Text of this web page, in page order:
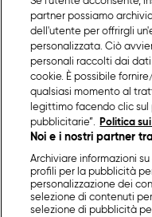
partner possiamo
dell'utente per offrirgli
personalizzata. Ciò
personali raccolti dai
cookie. È possibile
qualsiasi momento al
legittimo facendo clic
pubblicitarie”.
Politica
Noi e i nostri partner
Archiviare informazioni
profili per la pubblicità
personalizzazione dei
selezione di contenuti
selezione di pubblicità